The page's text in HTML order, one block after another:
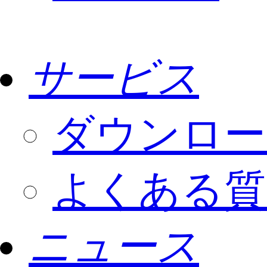
サービス
ダウンロ
よくある
ニュース